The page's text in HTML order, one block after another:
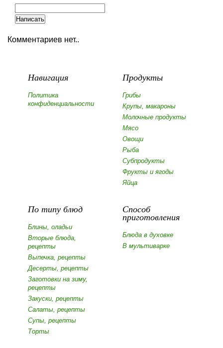
Комментариев нет..
Навигация
Политика
конфиденциальности
Продукты
Грибы
Крупы, макароны
Молочные продукты
Мясо
Овощи
Рыба
Субпродукты
Фрукты и ягоды
Яйца
По типу блюд
Блины, оладьи
Вторые блюда,
рецепты
Выпечка, рецепты
Десерты, рецепты
Заготовки на зиму,
рецепты
Закуски, рецепты
Салаты, рецепты
Супы, рецепты
Торты
Способ
приготовления
Блюда в духовке
В мультиварке